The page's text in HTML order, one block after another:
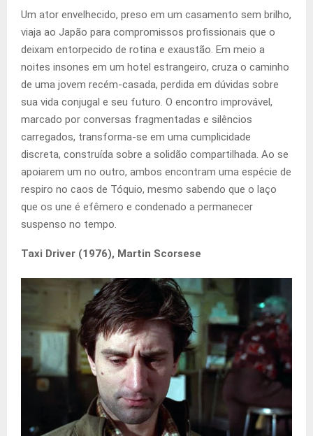
Um ator envelhecido, preso em um casamento sem brilho,
viaja ao Japão para compromissos profissionais que o
deixam entorpecido de rotina e exaustão. Em meio a
noites insones em um hotel estrangeiro, cruza o caminho
de uma jovem recém-casada, perdida em dúvidas sobre
sua vida conjugal e seu futuro. O encontro improvável,
marcado por conversas fragmentadas e silêncios
carregados, transforma-se em uma cumplicidade
discreta, construída sobre a solidão compartilhada. Ao se
apoiarem um no outro, ambos encontram uma espécie de
respiro no caos de Tóquio, mesmo sabendo que o laço
que os une é efêmero e condenado a permanecer
suspenso no tempo.
Taxi Driver (1976), Martin Scorsese